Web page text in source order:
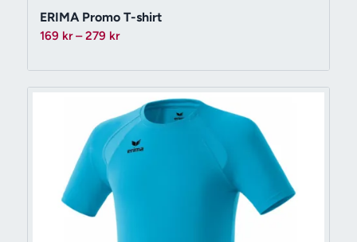
ERIMA Promo T-shirt
169 kr – 279 krPrisintervall:
till
279 kr